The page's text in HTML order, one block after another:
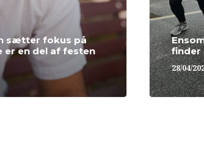
sætter fokus på
er en del af festen
finder
28/04/